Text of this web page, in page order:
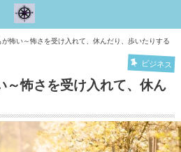
怖い～怖さを受け入れて、休んだり、歩いたりする
ビジネス
～怖さを受け入れて、休ん